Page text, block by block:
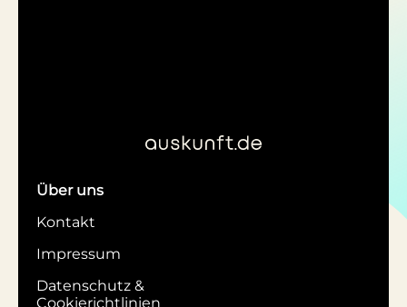
Über uns
Kontakt
Impressum
Datenschutz &
Cookierichtlinien